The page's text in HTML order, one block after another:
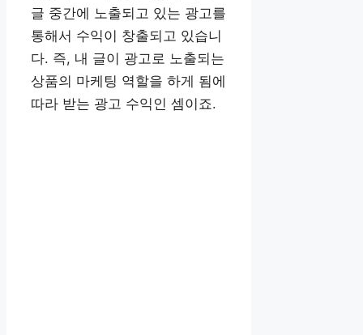
글 중간에 노출되고 있는 광고를
통해서 수익이 창출되고 있습니
다. 즉, 내 글이 광고로 노출되는
상품의 마케팅 역할을 하게 됨에
따라 받는 광고 수익인 셈이죠.